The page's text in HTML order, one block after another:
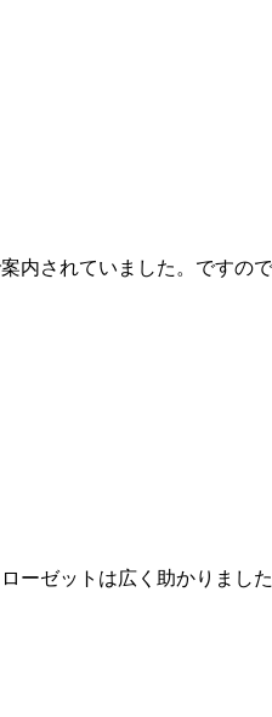
されていました。ですの
ーゼットは広く助かりました